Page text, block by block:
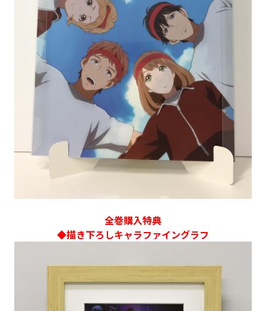
全巻購入特典
◆描き下ろしキャラファイングラフ